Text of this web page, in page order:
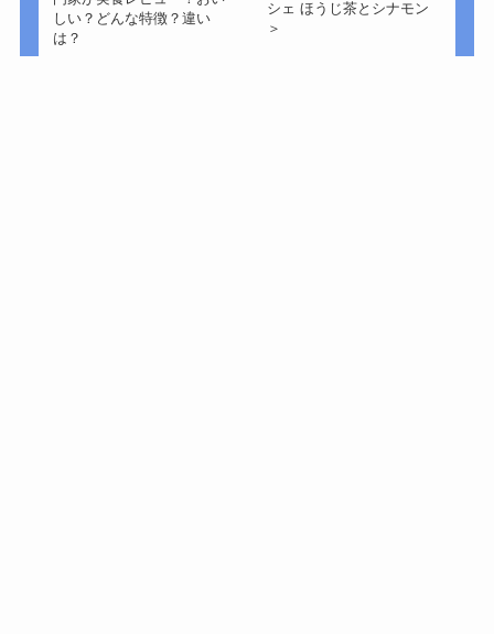
しい？どんな特徴？違い
は？
シェ ほうじ茶とシナモン
＞